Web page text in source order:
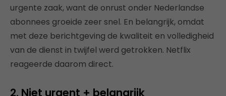
urgente zaak, want de onrust onder Nederlandse
abonnees groeide zeer snel. En belangrijk, omdat
met deze berichtgeving de kwaliteit en volledigheid
van de dienst in twijfel werd getrokken. Netflix
reageerde daarom direct.
2. Niet urgent + belangrijk